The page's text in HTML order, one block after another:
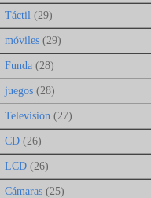
Táctil (29)
móviles (29)
Funda (28)
juegos (28)
Televisión (27)
CD (26)
LCD (26)
Cámaras (25)